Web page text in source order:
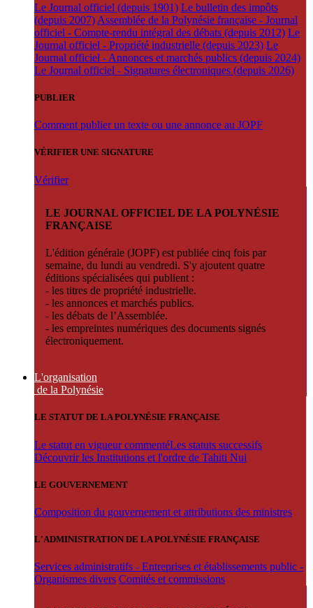
Le Journal officiel (depuis 1901) Le bulletin des impôts
(depuis 2007) Assemblée de la Polynésie française - Journal
officiel - Compte-rendu intégral des débats (depuis 2012) Le
Journal officiel - Propriété industrielle (depuis 2023) Le
Journal officiel - Annonces et marchés publics (depuis 2024)
Le Journal officiel - Signatures électroniques (depuis 2026)
PUBLIER
Comment publier un texte ou une annonce au JOPF
VÉRIFIER UNE SIGNATURE
Vérifier
LE JOURNAL OFFICIEL DE LA POLYNÉSIE
FRANÇAISE
L'édition générale (JOPF) est publiée cinq fois par
semaine, du lundi au vendredi. S'y ajoutent quatre
éditions spécialisées qui publient :
- les titres de propriété industrielle.
- les annonces et marchés publics.
- les débats de l’Assemblée.
- les empreintes numériques des documents signés
électroniquement.
L'organisation
de la Polynésie
LE STATUT DE LA POLYNÉSIE FRANÇAISE
Le statut en vigueur commentéLes statuts successifs
Découvrir les Institutions et l'ordre de Tahiti Nui
LE GOUVERNEMENT
Composition du gouvernement et attributions des ministres
L'ADMINISTRATION DE LA POLYNÉSIE FRANÇAISE
Services administratifs - Entreprises et établissements public -
Organismes divers Comités et commissions